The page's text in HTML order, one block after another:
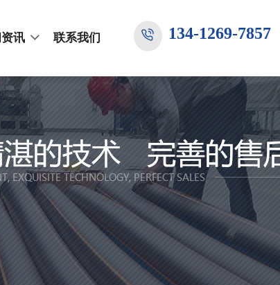
讯 联系我们 134-1269-7857